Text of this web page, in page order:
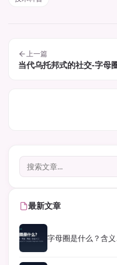
上一篇
当代乌托邦式的社交-字母
最新文章
字母圈是什么？含